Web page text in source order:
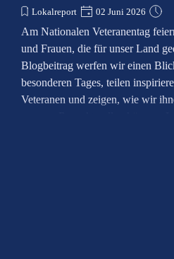
Lokalreport 02 Juni 2026
Am Nationalen Veteranentag
und Frauen, die für unser Land
Blogbeitrag werfen wir einen
besonderen Tages, teilen
Veteranen und zeigen, wie wir
unseren Respekt zollen können.